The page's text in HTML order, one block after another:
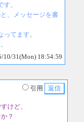
。
、メッセージを書
てます。
10/31(Mon) 18:54:59
引用
けど、
？